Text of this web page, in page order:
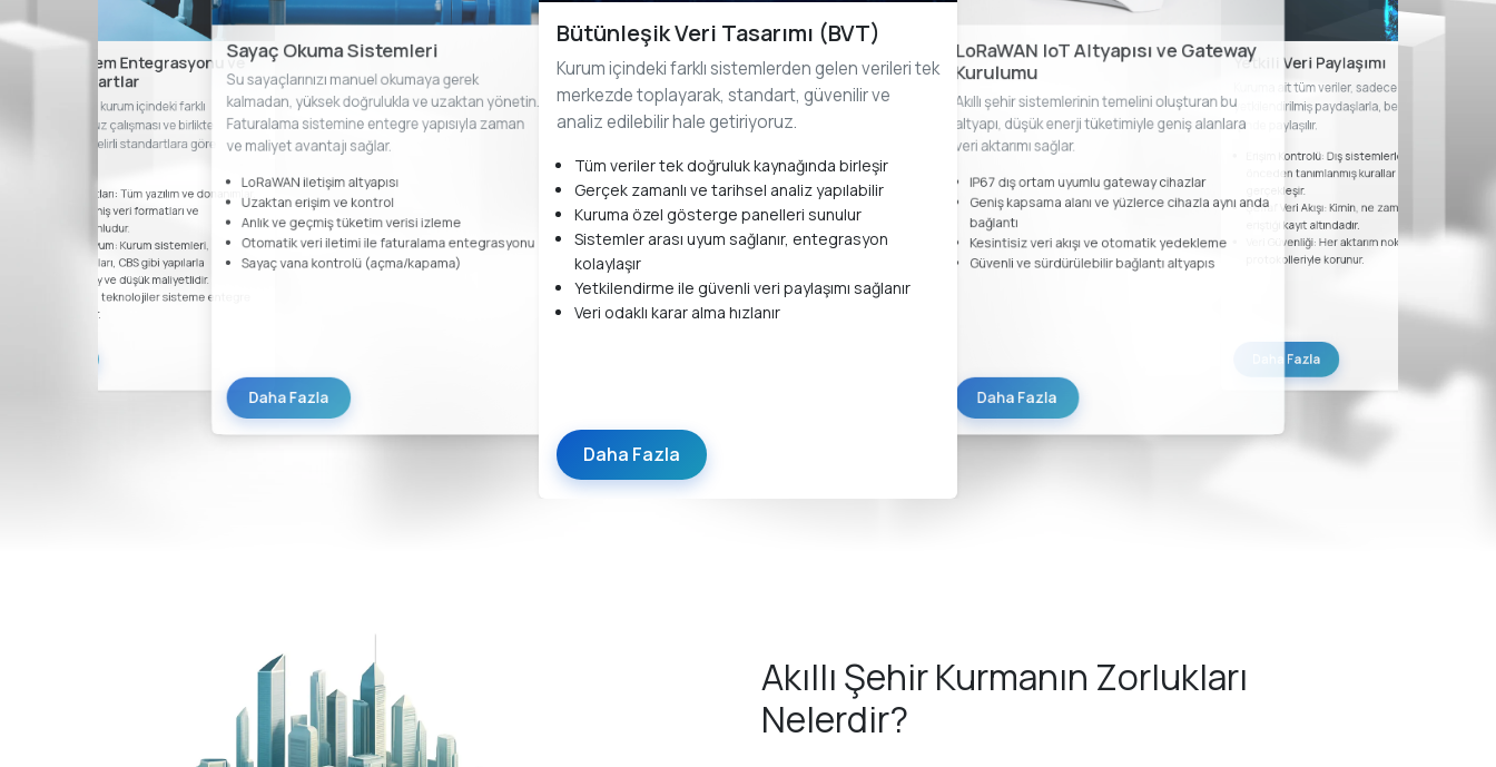
İçi Sistem Entegrasyonu ve
Standartlar
çözümlerimiz, kurum içindeki farklı
sorunsuz çalışması ve birlikte
için belirli standartlara göre
API & Veri Standartları: Tüm yazılım ve donanımlar,
önceden belirlenmiş veri formatları ve
protokollerle uyumludur.
Sistemler Arası Uyum: Kurum sistemleri,
faturalama yazılımları, CBS gibi yapılarla
entegrasyon kolay ve düşük maliyetlidir.
Modüler Yapı: Yeni teknolojiler sisteme entegre
edilebilir yapıdadır.
Sayaç Okuma Sistemleri
Su sayaçlarınızı manuel okumaya gerek
kalmadan, yüksek doğrulukla ve uzaktan yönetin.
Faturalama sistemine entegre yapısıyla zaman
ve maliyet avantajı sağlar.
LoRaWAN iletişim altyapısı
Uzaktan erişim ve kontrol
Anlık ve geçmiş tüketim verisi izleme
Otomatik veri iletimi ile faturalama entegrasyonu
Sayaç vana kontrolü (açma/kapama)
Daha Fazla
Bütünleşik Veri Tasarımı (BVT)
Kurum içindeki farklı sistemlerden gelen verileri tek
merkezde toplayarak, standart, güvenilir ve
analiz edilebilir hale getiriyoruz.
Tüm veriler tek doğruluk kaynağında birleşir
Gerçek zamanlı ve tarihsel analiz yapılabilir
Kuruma özel gösterge panelleri sunulur
Sistemler arası uyum sağlanır, entegrasyon
kolaylaşır
Yetkilendirme ile güvenli veri paylaşımı sağlanır
Veri odaklı karar alma hızlanır
Daha Fazla
LoRaWAN IoT Altyapısı ve Gateway
Kurulumu
Akıllı şehir sistemlerinin temelini oluşturan bu
altyapı, düşük enerji tüketimiyle geniş alanlara
veri aktarımı sağlar.
IP67 dış ortam uyumlu gateway cihazlar
Geniş kapsama alanı ve yüzlerce cihazla aynı anda
bağlantı
Kesintisiz veri akışı ve otomatik yedekleme
Güvenli ve sürdürülebilir bağlantı altyapıs
Daha Fazla
Yetkili Veri Paylaşımı
Kuruma ait tüm veriler, sadece tanımlı ve
yetkilendirilmiş paydaşlarla, belirlenen sınırlar
içinde paylaşılır.
Erişim Kontrolü: Dış sistemlerle veri paylaşımı
önceden tanımlanmış kurallar dahilinde
gerçekleşir.
Şeffaf Veri Akışı: Kimin, ne zaman, hangi veriye
eriştiği kayıt altındadır.
Veri Güvenliği: Her aktarım noktası güvenlik
protokolleriyle korunur.
Daha Fazla
Akıllı Şehir Kurmanın Zorlukları
Nelerdir?